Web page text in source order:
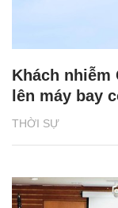
THỜI SỰ
Khách nhiễm
lên máy bay